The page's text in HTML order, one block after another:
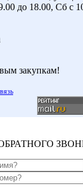
до 18.00, Сб с
закупкам!